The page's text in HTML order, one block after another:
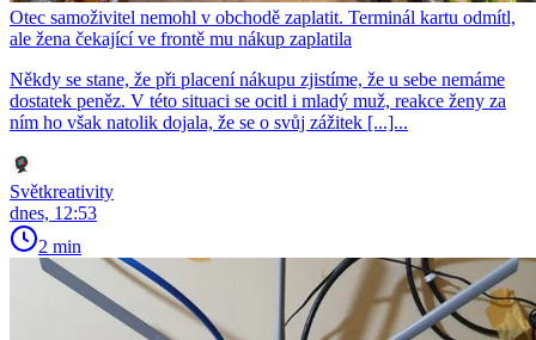
Otec samoživitel nemohl v obchodě zaplatit. Terminál kartu odmítl,
ale žena čekající ve frontě mu nákup zaplatila
Někdy se stane, že při placení nákupu zjistíme, že u sebe nemáme
dostatek peněz. V této situaci se ocitl i mladý muž, reakce ženy za
ním ho však natolik dojala, že se o svůj zážitek [...]...
Světkreativity
dnes, 12:53
2 min